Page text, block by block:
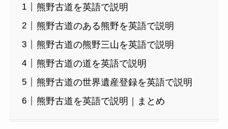
熊野古道を英語で説明
熊野古道のある熊野を英語で説明
熊野古道の熊野三山を英語で説明
熊野古道の道を英語で説明
熊野古道の世界遺産登録を英語で説明
熊野古道を英語で説明｜まとめ